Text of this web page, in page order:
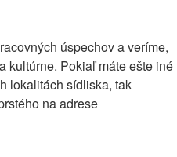
úspechov a veríme,
kultúrne. Pokiaľ máte ešte iné
lokalitách sídliska, tak
na adrese